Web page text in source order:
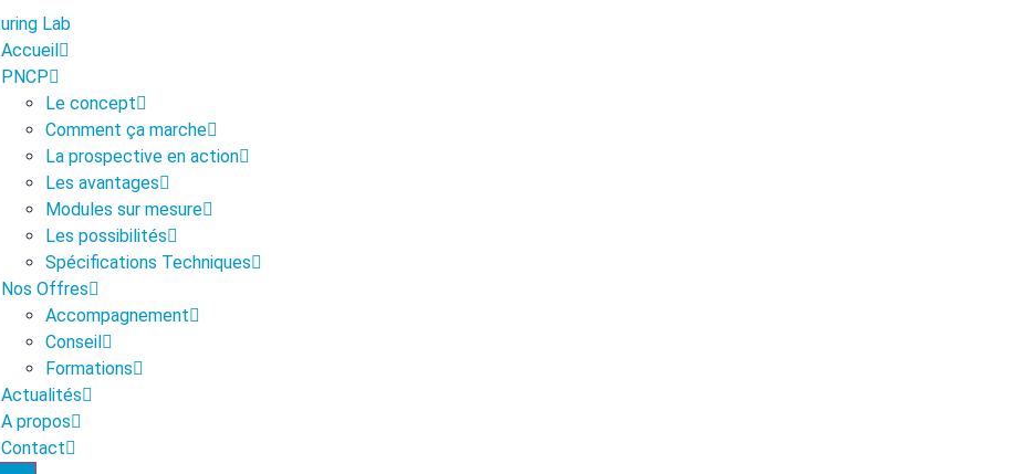
Accueil
PNCP
Le concept
Comment ça marche
La prospective en action
Les avantages
Modules sur mesure
Les possibilités
Spécifications Techniques
Nos Offres
Accompagnement
Conseil
Formations
Actualités
A propos
Contact